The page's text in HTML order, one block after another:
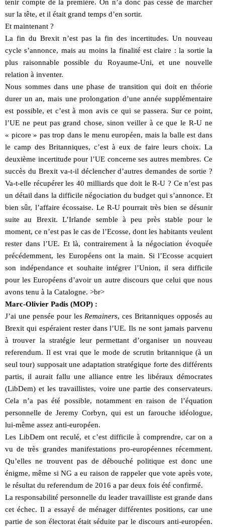
tenir compte de la première. On n’a donc pas cessé de marcher
sur la tête, et il était grand temps d’en sortir.
Et maintenant ?
La fin du Brexit n’est pas la fin des incertitudes. Un nouveau
cycle s’annonce, mais au moins la finalité est claire : la sortie la
plus raisonnable possible du Royaume-Uni, et une nouvelle
relation à inventer.
Nous sommes dans une phase de transition qui doit en théorie
durer un an, mais une prolongation d’une année supplémentaire
est possible, et c’est à mon avis ce qui se passera. Sur ce point,
l’UE ne peut pas grand chose, sinon veiller à ce que le R-U ne
« picore » pas trop dans le menu européen, mais la balle est dans
le camp des Britanniques, c’est à eux de faire leurs choix. La
deuxième incertitude pour l’UE concerne ses autres membres. Ce
succès du Brexit va-t-il déclencher d’autres demandes de sortie ?
Va-t-elle récupérer les 40 milliards que doit le R-U ? Ce n’est pas
un détail dans la difficile négociation du budget qui s’annonce. Et
bien sûr, l’affaire écossaise. Le R-U pourrait très bien se désunir
suite au Brexit. L’Irlande semble à peu près stable pour le
moment, ce n’est pas le cas de l’Ecosse, dont les habitants veulent
rester dans l’UE. Et là, contrairement à la négociation évoquée
précédemment, les Européens ont la main. Si l’Ecosse acquiert
son indépendance et souhaite intégrer l’Union, il sera difficile
pour les Européens d’avoir un autre discours que celui que nous
avons tenu à la Catalogne. >br>
Marc-Olivier Padis (MOP) :
J’ai une pensée pour les Remainers, ces Britanniques opposés au
Brexit qui espéraient rester dans l’UE. Ils ne sont jamais parvenu
à trouver la stratégie leur permettant d’organiser un nouveau
referendum. Il est vrai que le mode de scrutin britannique (à un
seul tour) supposait une adaptation stratégique forte des différents
partis, il aurait fallu une alliance entre les libéraux démocrates
(LibDem) et les travaillistes, voire une partie des conservateurs.
Cela n’a pas été possible, notamment en raison de l’équation
personnelle de Jeremy Corbyn, qui est un farouche idéologue,
lui-même assez anti-européen.
Les LibDem ont reculé, et c’est difficile à comprendre, car on a
vu de très grandes manifestations pro-européennes récemment.
Qu’elles ne trouvent pas de débouché politique est donc une
énigme, même si NG a eu raison de rappeler que vote après vote,
le résultat du referendum de 2016 a par deux fois été confirmé.
La responsabilité personnelle du leader travailliste est grande dans
cet échec. Il a essayé de ménager différentes positions, car une
partie de son électorat était séduite par le discours anti-européen.